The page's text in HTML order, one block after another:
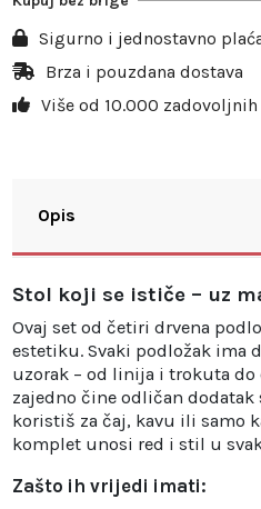
Sigurno i jednostavno
Brza i pouzdana dostava
Više od 10.000
Opis
Stol koji se ističe – uz
Ovaj set od četiri drvena
estetiku. Svaki podložak ima
uzorak – od linija i trokuta do
zajedno čine odličan
koristiš za čaj, kavu ili samo
komplet unosi red i stil u
Zašto ih vrijedi imati: